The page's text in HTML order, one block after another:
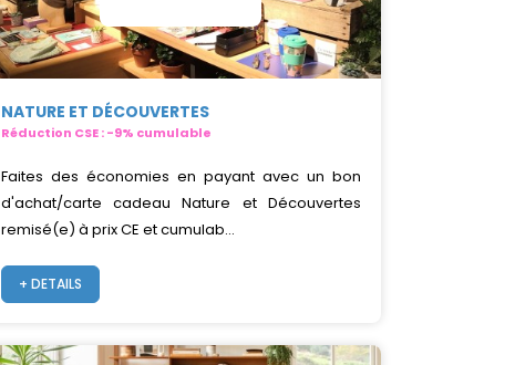
NATURE ET DÉCOUVERTES
Réduction CSE : -9% cumulable
Faites des économies en payant avec un bon
d'achat/carte cadeau Nature et Découvertes
remisé(e) à prix CE et cumulab...
+ DETAILS